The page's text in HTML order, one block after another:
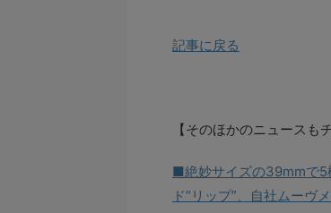
記事に戻る
【そのほかのニュースも
■絶妙サイズの39mmで5
ド“リップ”、自社ムーヴ